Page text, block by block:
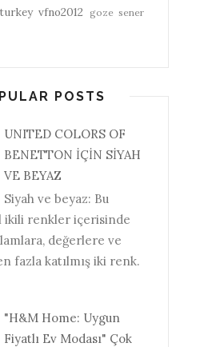
vfno2012
goze sener
POSTS
UNITED COLORS OF
BENETTON İÇİN SİYAH
VE BEYAZ
Siyah ve beyaz: Bu
ikili renkler içerisinde
değerlere ve
fazla katılmış iki renk.
"H&M Home: Uygun
Fiyatlı Ev Modası" Çok